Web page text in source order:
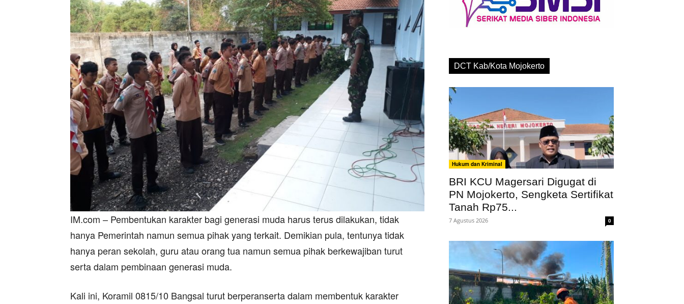
IM.com – Pembentukan karakter bagi generasi muda harus terus dilakukan, tidak
hanya Pemerintah namun semua pihak yang terkait. Demikian pula, tentunya tidak
hanya peran sekolah, guru atau orang tua namun semua pihak berkewajiban turut
serta dalam pembinaan generasi muda.
Kali ini, Koramil 0815/10 Bangsal turut berperanserta dalam membentuk karakter
DCT Kab/Kota Mojokerto
Hukum dan Kriminal
BRI KCU Magersari Digugat di
PN Mojokerto, Sengketa Sertifikat
Tanah Rp75...
7 Agustus 2026 0